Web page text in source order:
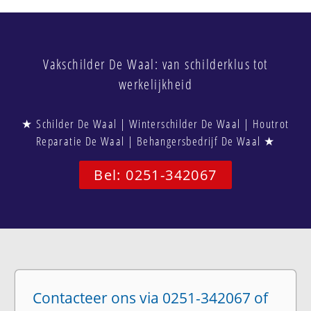
Vakschilder De Waal: van schilderklus tot
werkelijkheid
★ Schilder De Waal | Winterschilder De Waal | Houtrot
Reparatie De Waal | Behangersbedrijf De Waal ★
Bel: 0251-342067
Contacteer ons via 0251-342067 of